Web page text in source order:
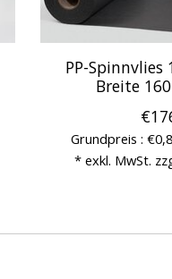
PP-Spinnvlies
Breite
Grundpreis :
* exkl. MwSt.